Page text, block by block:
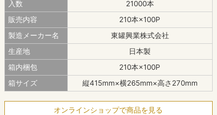
入数
21000本
販売内容
210本×100P
製造メーカー名
東罐興業株式会社
生産地
日本製
箱内梱包
210本×100P
箱サイズ
縦415mm×横265mm×高さ270mm
オンラインショップで商品を見る